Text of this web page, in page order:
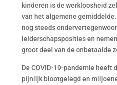
kinderen is de werkloosheid
van het algemene
nog steeds
leiderschapsposities en
groot deel van de onbetaalde
De COVID-19-pandemie heeft
pijnlijk blootgelegd en